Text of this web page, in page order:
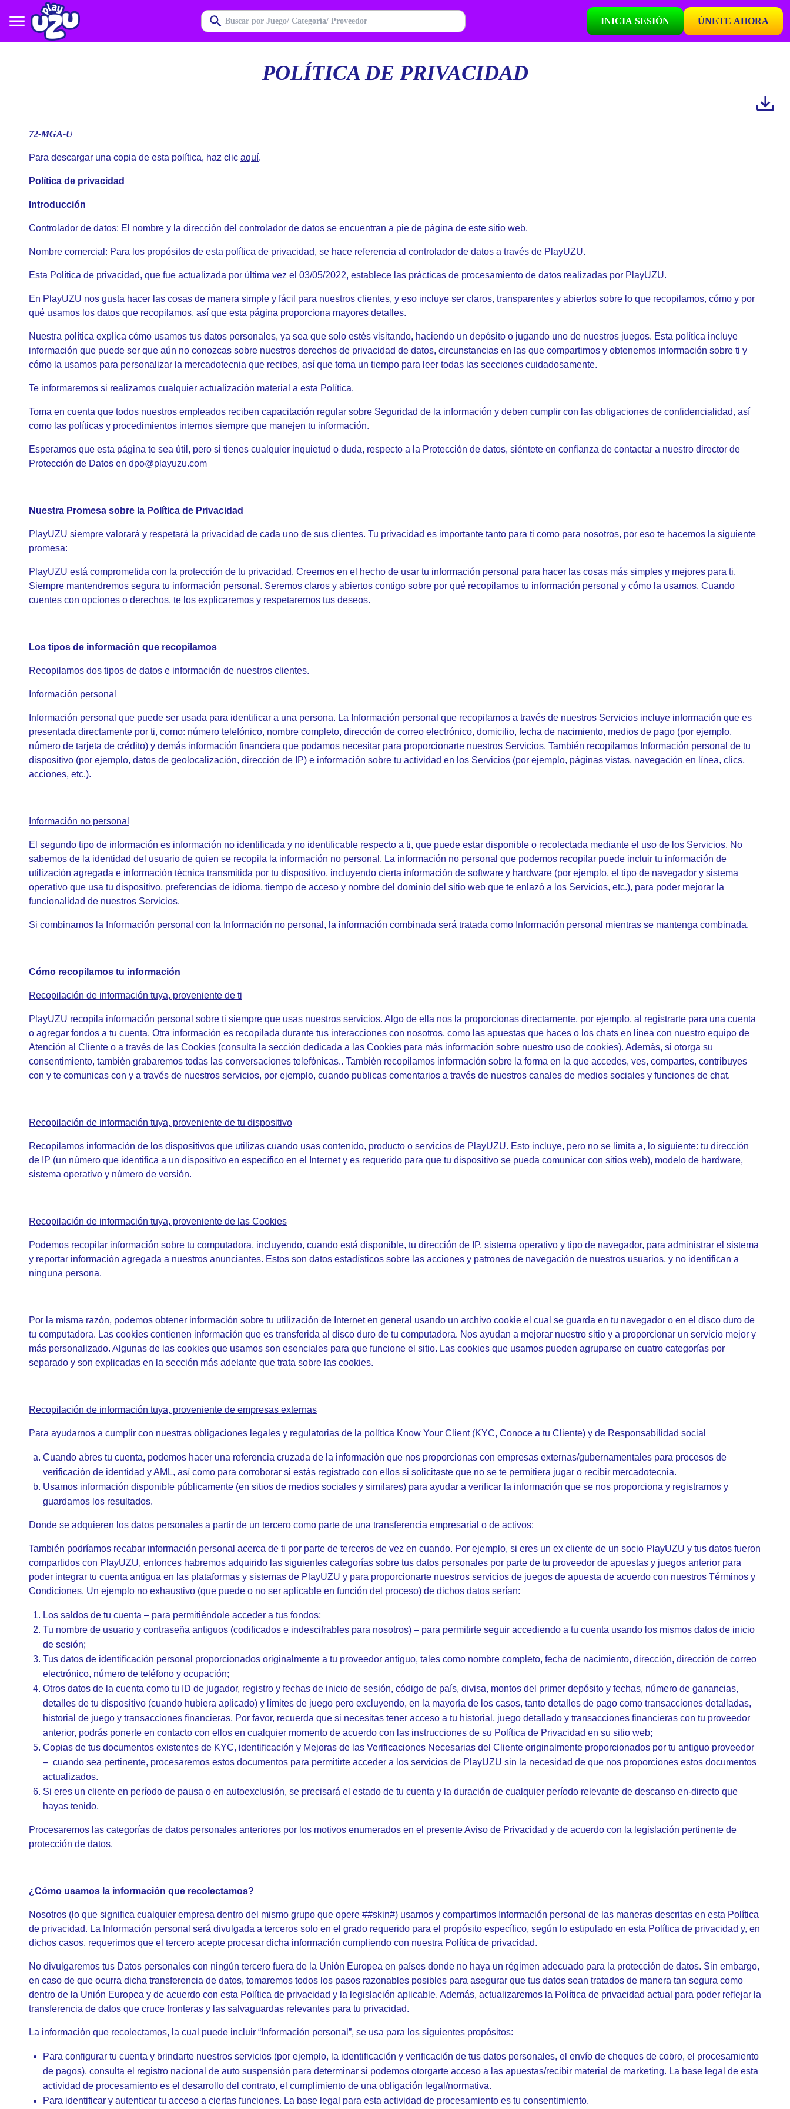
INICIA SESIÓN ÚNETE AHORA
POLÍTICA DE PRIVACIDAD
72-MGA-U
Para descargar una copia de esta política, haz clic aquí.
Política de privacidad
Introducción
Controlador de datos: El nombre y la dirección del controlador de datos se encuentran a pie de página de este sitio web.
Nombre comercial: Para los propósitos de esta política de privacidad, se hace referencia al controlador de datos a través de PlayUZU.
Esta Política de privacidad, que fue actualizada por última vez el 03/05/2022, establece las prácticas de procesamiento de datos realizadas por PlayUZU.
En PlayUZU nos gusta hacer las cosas de manera simple y fácil para nuestros clientes, y eso incluye ser claros, transparentes y abiertos sobre lo que recopilamos, cómo y por
qué usamos los datos que recopilamos, así que esta página proporciona mayores detalles.
Nuestra política explica cómo usamos tus datos personales, ya sea que solo estés visitando, haciendo un depósito o jugando uno de nuestros juegos. Esta política incluye
información que puede ser que aún no conozcas sobre nuestros derechos de privacidad de datos, circunstancias en las que compartimos y obtenemos información sobre ti y
cómo la usamos para personalizar la mercadotecnia que recibes, así que toma un tiempo para leer todas las secciones cuidadosamente.
Te informaremos si realizamos cualquier actualización material a esta Política.
Toma en cuenta que todos nuestros empleados reciben capacitación regular sobre Seguridad de la información y deben cumplir con las obligaciones de confidencialidad, así
como las políticas y procedimientos internos siempre que manejen tu información.
Esperamos que esta página te sea útil, pero si tienes cualquier inquietud o duda, respecto a la Protección de datos, siéntete en confianza de contactar a nuestro director de
Protección de Datos en dpo@playuzu.com
Nuestra Promesa sobre la Política de Privacidad
PlayUZU siempre valorará y respetará la privacidad de cada uno de sus clientes. Tu privacidad es importante tanto para ti como para nosotros, por eso te hacemos la siguiente
promesa:
PlayUZU está comprometida con la protección de tu privacidad. Creemos en el hecho de usar tu información personal para hacer las cosas más simples y mejores para ti.
Siempre mantendremos segura tu información personal. Seremos claros y abiertos contigo sobre por qué recopilamos tu información personal y cómo la usamos. Cuando
cuentes con opciones o derechos, te los explicaremos y respetaremos tus deseos.
Los tipos de información que recopilamos
Recopilamos dos tipos de datos e información de nuestros clientes.
Información personal
Información personal que puede ser usada para identificar a una persona. La Información personal que recopilamos a través de nuestros Servicios incluye información que es
presentada directamente por ti, como: número telefónico, nombre completo, dirección de correo electrónico, domicilio, fecha de nacimiento, medios de pago (por ejemplo,
número de tarjeta de crédito) y demás información financiera que podamos necesitar para proporcionarte nuestros Servicios. También recopilamos Información personal de tu
dispositivo (por ejemplo, datos de geolocalización, dirección de IP) e información sobre tu actividad en los Servicios (por ejemplo, páginas vistas, navegación en línea, clics,
acciones, etc.).
Información no personal
El segundo tipo de información es información no identificada y no identificable respecto a ti, que puede estar disponible o recolectada mediante el uso de los Servicios. No
sabemos de la identidad del usuario de quien se recopila la información no personal. La información no personal que podemos recopilar puede incluir tu información de
utilización agregada e información técnica transmitida por tu dispositivo, incluyendo cierta información de software y hardware (por ejemplo, el tipo de navegador y sistema
operativo que usa tu dispositivo, preferencias de idioma, tiempo de acceso y nombre del dominio del sitio web que te enlazó a los Servicios, etc.), para poder mejorar la
funcionalidad de nuestros Servicios.
Si combinamos la Información personal con la Información no personal, la información combinada será tratada como Información personal mientras se mantenga combinada.
Cómo recopilamos tu información
Recopilación de información tuya, proveniente de ti
PlayUZU recopila información personal sobre ti siempre que usas nuestros servicios. Algo de ella nos la proporcionas directamente, por ejemplo, al registrarte para una cuenta
o agregar fondos a tu cuenta. Otra información es recopilada durante tus interacciones con nosotros, como las apuestas que haces o los chats en línea con nuestro equipo de
Atención al Cliente o a través de las Cookies (consulta la sección dedicada a las Cookies para más información sobre nuestro uso de cookies). Además, si otorga su
consentimiento, también grabaremos todas las conversaciones telefónicas.. También recopilamos información sobre la forma en la que accedes, ves, compartes, contribuyes
con y te comunicas con y a través de nuestros servicios, por ejemplo, cuando publicas comentarios a través de nuestros canales de medios sociales y funciones de chat.
Recopilación de información tuya, proveniente de tu dispositivo
Recopilamos información de los dispositivos que utilizas cuando usas contenido, producto o servicios de PlayUZU. Esto incluye, pero no se limita a, lo siguiente: tu dirección
de IP (un número que identifica a un dispositivo en específico en el Internet y es requerido para que tu dispositivo se pueda comunicar con sitios web), modelo de hardware,
sistema operativo y número de versión.
Recopilación de información tuya, proveniente de las Cookies
Podemos recopilar información sobre tu computadora, incluyendo, cuando está disponible, tu dirección de IP, sistema operativo y tipo de navegador, para administrar el sistema
y reportar información agregada a nuestros anunciantes. Estos son datos estadísticos sobre las acciones y patrones de navegación de nuestros usuarios, y no identifican a
ninguna persona.
Por la misma razón, podemos obtener información sobre tu utilización de Internet en general usando un archivo cookie el cual se guarda en tu navegador o en el disco duro de
tu computadora. Las cookies contienen información que es transferida al disco duro de tu computadora. Nos ayudan a mejorar nuestro sitio y a proporcionar un servicio mejor y
más personalizado. Algunas de las cookies que usamos son esenciales para que funcione el sitio. Las cookies que usamos pueden agruparse en cuatro categorías por
separado y son explicadas en la sección más adelante que trata sobre las cookies.
Recopilación de información tuya, proveniente de empresas externas
Para ayudarnos a cumplir con nuestras obligaciones legales y regulatorias de la política Know Your Client (KYC, Conoce a tu Cliente) y de Responsabilidad social
Cuando abres tu cuenta, podemos hacer una referencia cruzada de la información que nos proporcionas con empresas externas/gubernamentales para procesos de
verificación de identidad y AML, así como para corroborar si estás registrado con ellos si solicitaste que no se te permitiera jugar o recibir mercadotecnia.
Usamos información disponible públicamente (en sitios de medios sociales y similares) para ayudar a verificar la información que se nos proporciona y registramos y
guardamos los resultados.
Donde se adquieren los datos personales a partir de un tercero como parte de una transferencia empresarial o de activos:
También podríamos recabar información personal acerca de ti por parte de terceros de vez en cuando. Por ejemplo, si eres un ex cliente de un socio PlayUZU y tus datos fueron
compartidos con PlayUZU, entonces habremos adquirido las siguientes categorías sobre tus datos personales por parte de tu proveedor de apuestas y juegos anterior para
poder integrar tu cuenta antigua en las plataformas y sistemas de PlayUZU y para proporcionarte nuestros servicios de juegos de apuesta de acuerdo con nuestros Términos y
Condiciones. Un ejemplo no exhaustivo (que puede o no ser aplicable en función del proceso) de dichos datos serían:
Los saldos de tu cuenta – para permitiéndole acceder a tus fondos;
Tu nombre de usuario y contraseña antiguos (codificados e indescifrables para nosotros) – para permitirte seguir accediendo a tu cuenta usando los mismos datos de inicio
de sesión;
Tus datos de identificación personal proporcionados originalmente a tu proveedor antiguo, tales como nombre completo, fecha de nacimiento, dirección, dirección de correo
electrónico, número de teléfono y ocupación;
Otros datos de la cuenta como tu ID de jugador, registro y fechas de inicio de sesión, código de país, divisa, montos del primer depósito y fechas, número de ganancias,
detalles de tu dispositivo (cuando hubiera aplicado) y límites de juego pero excluyendo, en la mayoría de los casos, tanto detalles de pago como transacciones detalladas,
historial de juego y transacciones financieras. Por favor, recuerda que si necesitas tener acceso a tu historial, juego detallado y transacciones financieras con tu proveedor
anterior, podrás ponerte en contacto con ellos en cualquier momento de acuerdo con las instrucciones de su Política de Privacidad en su sitio web;
Copias de tus documentos existentes de KYC, identificación y Mejoras de las Verificaciones Necesarias del Cliente originalmente proporcionados por tu antiguo proveedor
– cuando sea pertinente, procesaremos estos documentos para permitirte acceder a los servicios de PlayUZU sin la necesidad de que nos proporciones estos documentos
actualizados.
Si eres un cliente en período de pausa o en autoexclusión, se precisará el estado de tu cuenta y la duración de cualquier período relevante de descanso en-directo que
hayas tenido.
Procesaremos las categorías de datos personales anteriores por los motivos enumerados en el presente Aviso de Privacidad y de acuerdo con la legislación pertinente de
protección de datos.
¿Cómo usamos la información que recolectamos?
Nosotros (lo que significa cualquier empresa dentro del mismo grupo que opere ##skin#) usamos y compartimos Información personal de las maneras descritas en esta Política
de privacidad. La Información personal será divulgada a terceros solo en el grado requerido para el propósito específico, según lo estipulado en esta Política de privacidad y, en
dichos casos, requerimos que el tercero acepte procesar dicha información cumpliendo con nuestra Política de privacidad.
No divulgaremos tus Datos personales con ningún tercero fuera de la Unión Europea en países donde no haya un régimen adecuado para la protección de datos. Sin embargo,
en caso de que ocurra dicha transferencia de datos, tomaremos todos los pasos razonables posibles para asegurar que tus datos sean tratados de manera tan segura como
dentro de la Unión Europea y de acuerdo con esta Política de privacidad y la legislación aplicable. Además, actualizaremos la Política de privacidad actual para poder reflejar la
transferencia de datos que cruce fronteras y las salvaguardas relevantes para tu privacidad.
La información que recolectamos, la cual puede incluir “Información personal”, se usa para los siguientes propósitos:
Para configurar tu cuenta y brindarte nuestros servicios (por ejemplo, la identificación y verificación de tus datos personales, el envío de cheques de cobro, el procesamiento
de pagos), consulta el registro nacional de auto suspensión para determinar si podemos otorgarte acceso a las apuestas/recibir material de marketing. La base legal de esta
actividad de procesamiento es el desarrollo del contrato, el cumplimiento de una obligación legal/normativa.
Para identificar y autenticar tu acceso a ciertas funciones. La base legal para esta actividad de procesamiento es tu consentimiento.